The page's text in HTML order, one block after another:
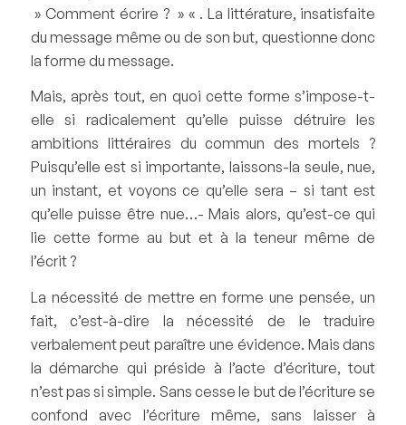
» Comment écrire ? » « . La littérature, insatisfaite
du message même ou de son but, questionne donc
la forme du message.
Mais, après tout, en quoi cette forme s’impose-t-
elle si radicalement qu’elle puisse détruire les
ambitions littéraires du commun des mortels ?
Puisqu’elle est si importante, laissons-la seule, nue,
un instant, et voyons ce qu’elle sera – si tant est
qu’elle puisse être nue…- Mais alors, qu’est-ce qui
lie cette forme au but et à la teneur même de
l’écrit ?
La nécessité de mettre en forme une pensée, un
fait, c’est-à-dire la nécessité de le traduire
verbalement peut paraître une évidence. Mais dans
la démarche qui préside à l’acte d’écriture, tout
n’est pas si simple. Sans cesse le but de l’écriture se
confond avec l’écriture même, sans laisser à